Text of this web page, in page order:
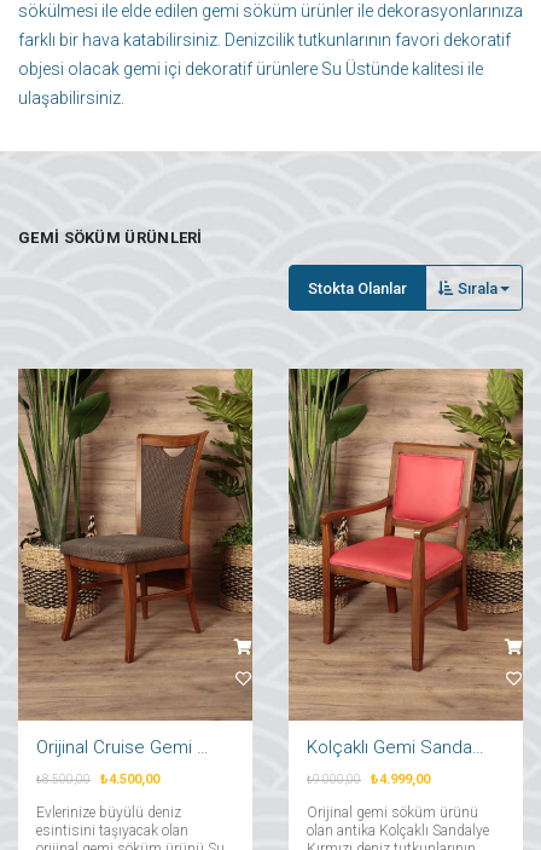
sökülmesi ile elde edilen gemi söküm ürünler ile dekorasyonlarınıza
farklı bir hava katabilirsiniz. Denizcilik tutkunlarının favori dekoratif
objesi olacak gemi içi dekoratif ürünlere Su Üstünde kalitesi ile
ulaşabilirsiniz.
GEMI SÖKÜM ÜRÜNLERI
Stokta Olanlar Sırala
Orijinal Cruise Gemi Sandalyesi
₺8.500,00 ₺4.500,00
Evlerinize büyülü deniz
esintisini taşıyacak olan
Kolçaklı Gemi Sandalyesi Kırmızı
₺9.000,00 ₺4.999,00
Orijinal gemi söküm ürünü
olan antika Kolçaklı Sandalye